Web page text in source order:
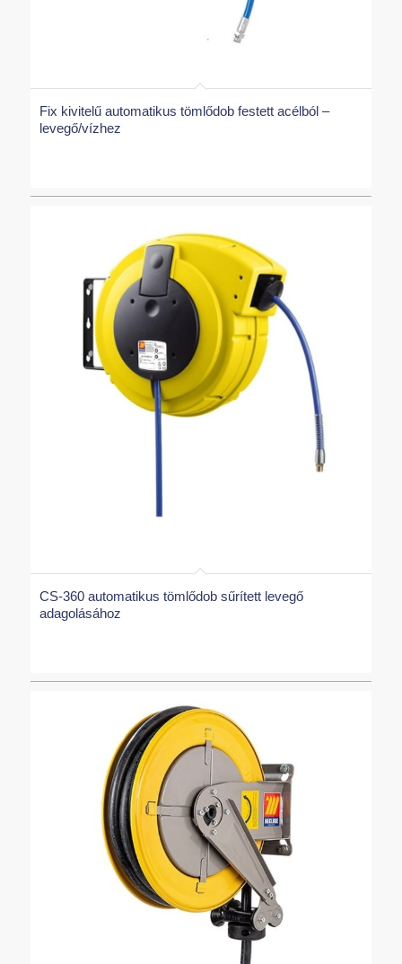
Fix kivitelű automatikus tömlődob festett acélból –
levegő/vízhez
CS-360 automatikus tömlődob sűrített levegő
adagolásához